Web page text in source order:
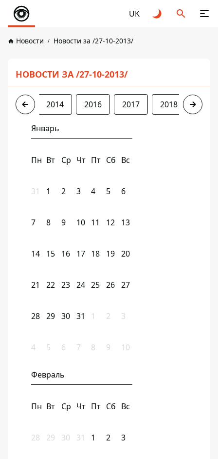
UK
Новости Новости за /27-10-2013/
НОВОСТИ ЗА /27-10-2013/
2013 2014 2016 2017 2018 2019
Январь
Пн Вт Ср Чт Пт Сб Вс
31 1 2 3 4 5 6
7 8 9 10 11 12 13
14 15 16 17 18 19 20
21 22 23 24 25 26 27
28 29 30 31 1 2 3
4 5 6 7 8 9 10
Февраль
Пн Вт Ср Чт Пт Сб Вс
28 29 30 31 1 2 3